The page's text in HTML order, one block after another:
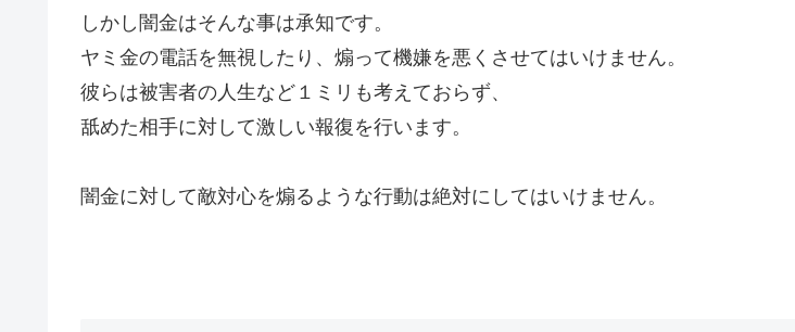
しかし闇金はそんな事は承知です。
ヤミ金の電話を無視したり、煽って機嫌を悪くさせてはいけません。
彼らは被害者の人生など１ミリも考えておらず、
舐めた相手に対して激しい報復を行います。
闇金に対して敵対心を煽るような行動は絶対にしてはいけません。